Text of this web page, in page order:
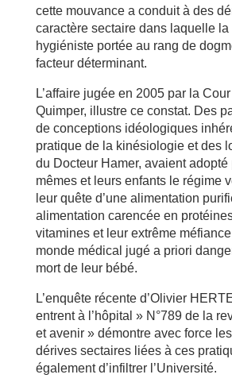
cette mouvance a conduit à des
caractère sectaire dans laquelle
hygiéniste portée au rang de
facteur déterminant.
L’affaire jugée en 2005 par la
Quimper, illustre ce constat. Des
de conceptions idéologiques
pratique de la kinésiologie et des
du Docteur Hamer, avaient adopté
mêmes et leurs enfants le régime
leur quête d’une alimentation
alimentation carencée en
vitamines et leur extrême méfiance
monde médical jugé a priori
mort de leur bébé.
L’enquête récente d’Olivier
entrent à l’hôpital » N°789 de la
et avenir » démontre avec force
dérives sectaires liées à ces
également d’infiltrer l’Université.